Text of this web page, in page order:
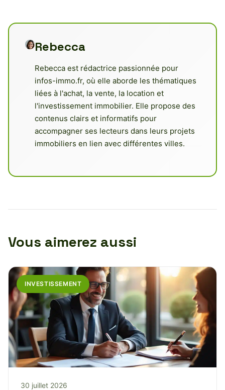
Rebecca
Rebecca est rédactrice passionnée pour
infos-immo.fr, où elle aborde les thématiques
liées à l'achat, la vente, la location et
l'investissement immobilier. Elle propose des
contenus clairs et informatifs pour
accompagner ses lecteurs dans leurs projets
immobiliers en lien avec différentes villes.
Vous aimerez aussi
INVESTISSEMENT
30 juillet 2026